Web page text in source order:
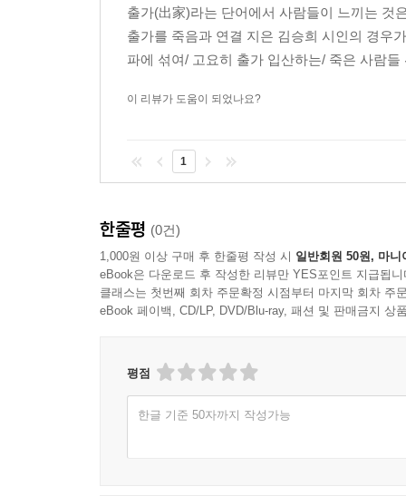
출가(出家)라는 단어에서 사람들이 느끼는 것
출가를 죽음과 연결 지은 김승희 시인의 경우
파에 섞여/ 고요히 출가 입산하는/ 죽은 사람
이 리뷰가 도움이 되었나요?
1
한줄평 (0건)
1,000원 이상 구매 후 한줄평 작성 시 일반회원 50원, 마니
eBook은 다운로드 후 작성한 리뷰만 YES포인트 지급됩니
클래스는 첫번째 회차 주문확정 시점부터 마지막 회차 주
eBook 페이백, CD/LP, DVD/Blu-ray, 패션 및 판매금지 상
평점
한글 기준 50자까지 작성가능